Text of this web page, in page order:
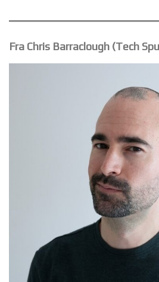
Fra Chris Barraclough (Tech